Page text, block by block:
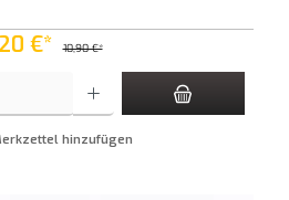
€* 10,90 €*
hinzufügen